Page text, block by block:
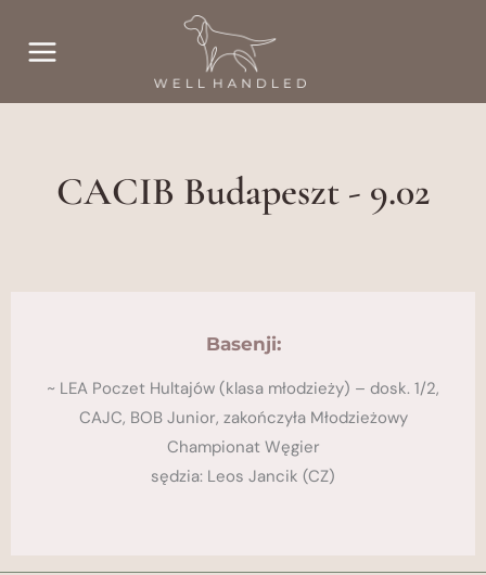
CACIB Budapeszt - 9.02
Basenji:
~ LEA Poczet Hultajów (klasa młodzieży) – dosk. 1/2,
CAJC, BOB Junior, zakończyła Młodzieżowy
Championat Węgier
​sędzia: Leos Jancik (CZ)​